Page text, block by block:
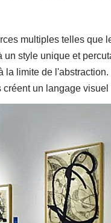
multiples telles que
style unique et
limite de
un langage